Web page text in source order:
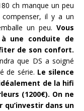
ch manque un peu
il y a un
un peu. Vous
une conduite de
de son confort.
que DS a soigné
de série. Le silence
de la hifi
(1200€). On ne
qu’investir dans un